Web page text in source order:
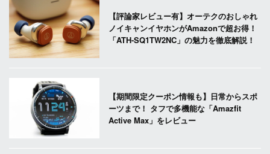
【評論家レビュー有】オーテクのおしゃれ
ノイキャンイヤホンがAmazonで超お得！
「ATH-SQ1TW2NC」の魅力を徹底解説！
【期間限定クーポン情報も】日常からスポ
ーツまで！ タフで多機能な「Amazfit
Active Max」をレビュー